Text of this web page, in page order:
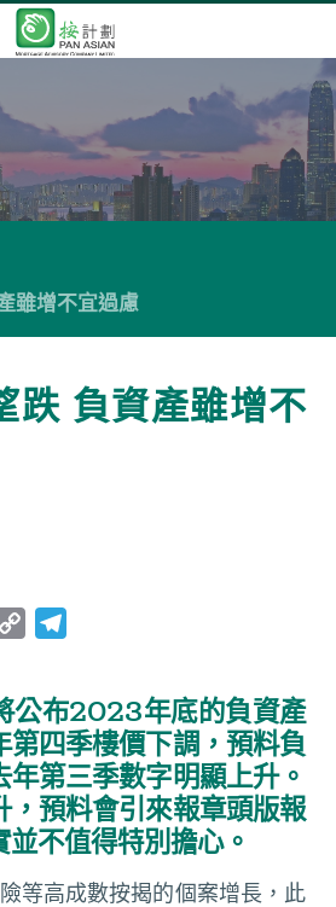
雖增不宜過慮
跌 負資產雖增不
y
L
i
n
k
e
g
r
a
m
公布2023年底的負資產
第四季樓價下調，預料負
年第三季數字明顯上升。
，預料會引來報章頭版報
不值得特別擔心。
等高成數按揭的個案增長，此